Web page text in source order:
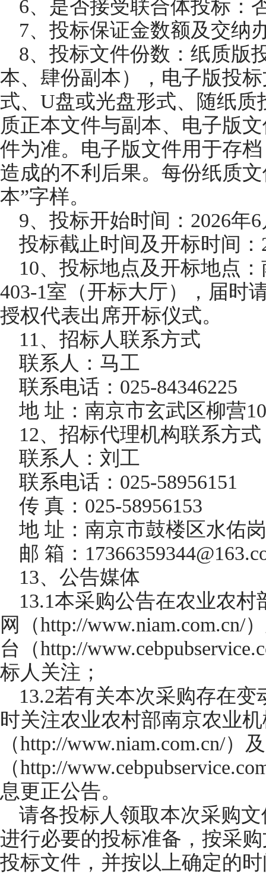
6、是否接受联合体投标：
7、投标保证金数额及交纳
8、投标文件份数：纸质版
本、肆份副本），电子版投
式、U盘或光盘形式、随纸
质正本文件与副本、电子版
件为准。电子版文件用于存
造成的不利后果。每份纸质
本”字样。
9、投标开始时间：2026年
投标截止时间及开标时间：
10、投标地点及开标地点
403-1室（开标大厅），届时
授权代表出席开标仪式。
11、招标人联系方式
联系人：马工
联系电话：025-84346225
地 址：南京市玄武区柳营
12、招标代理机构联系方式
联系人：刘工
联系电话：025-58956151
传 真：025-58956153
地 址：南京市鼓楼区水佑
邮 箱：
13、公告媒体
13.1本采购公告在农业农
网（http://www.niam.com.cn/
台（http://
标人关注；
13.2若有关本次采购存在
时关注农业农村部南京农业
（http://www.niam.com.cn/
（http://
息更正公告。
请各投标人领取本次采购
进行必要的投标准备，按采
投标文件，并按以上确定的